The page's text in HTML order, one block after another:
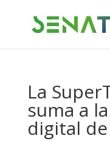
La
suma a
digital de